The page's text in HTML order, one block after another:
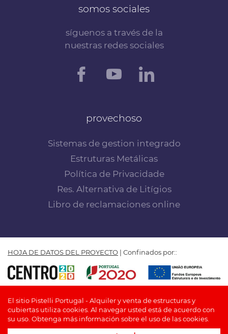
somos sociales
síguenos a través de la
nuestras redes sociales
provechoso
Sistemas de gestion integrado
Estruturas Metálicas
Política de Privacidade
Res. Alternativa de Litígios
Libro de reclamaciones online
PISTELLI PORTUGAL by Insuflar - Fabricación, comercio y
alquiler de cubiertas, Lda. © TODOS LOS DERECHOS
RESERVADOS
HOJA DE DATOS DEL PROYECTO | Confinados por::
El sitio Pistelli Portugal - Alquiler y venta de estructuras y
cubiertas utiliza cookies. Al navegar usted está de acuerdo con
su uso. Obtenga más información sobre el uso de las cookies.